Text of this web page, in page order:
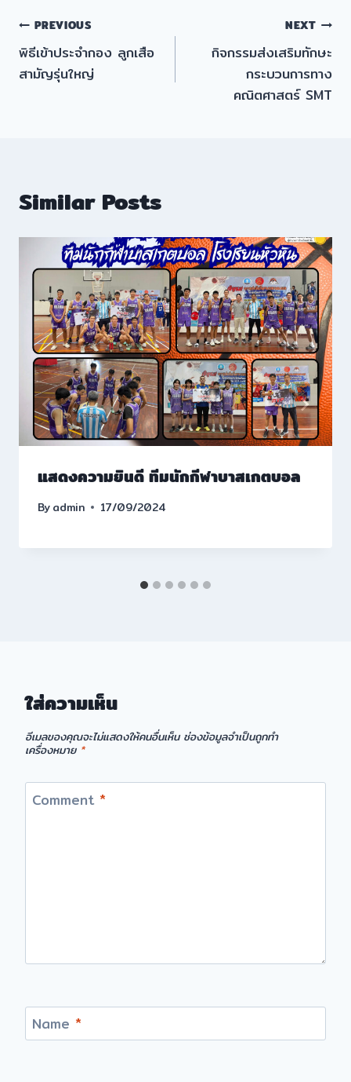
แนะแนว
เรื่อง
PREVIOUS
พิธีเข้าประจำกอง ลูกเสือ
สามัญรุ่นใหญ่
NEXT
กิจกรรมส่งเสริมทักษะ
กระบวนการทาง
คณิตศาสตร์ SMT
Similar Posts
แสดงความยินดี ทีมนักกีฬาบาสเกตบอล
Byadmin 17/09/2024
ใส่ความเห็น
อีเมลของคุณจะไม่แสดงให้คนอื่นเห็น ช่องข้อมูลจำเป็นถูกทำ
เครื่องหมาย *
Comment *
Name *